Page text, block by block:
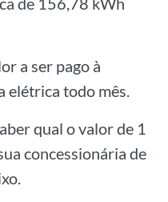
a ser pago à
elétrica todo mês.
qual o valor de 1
concessionária de